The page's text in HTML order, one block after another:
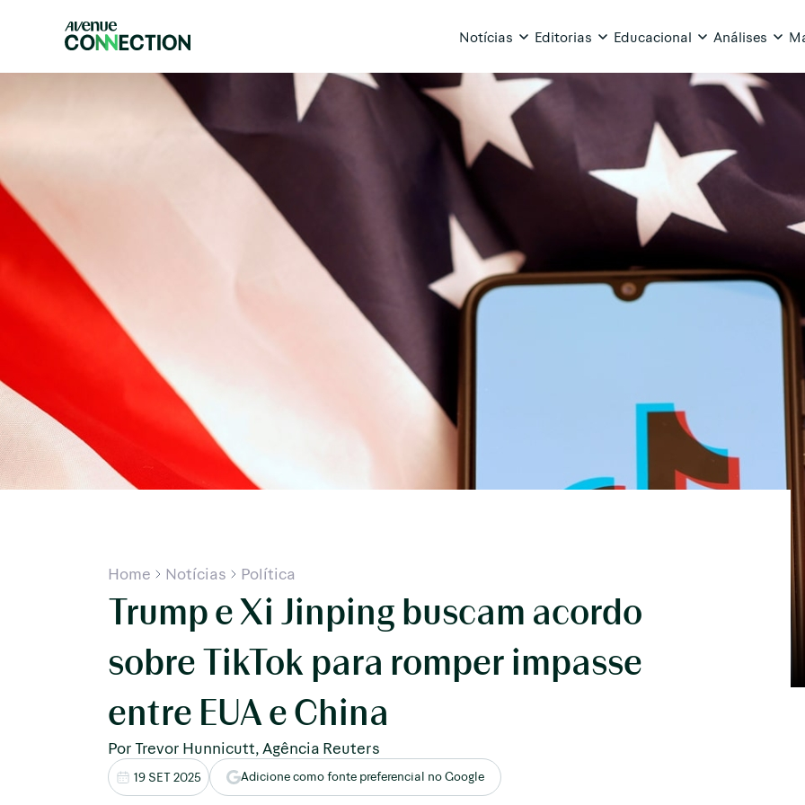
Notícias Editorias Educacional Análises
Home Notícias Política
Trump e Xi Jinping buscam acordo
sobre TikTok para romper impasse
entre EUA e China
Por Trevor Hunnicutt, Agência Reuters
19 SET 2025 Adicione como fonte preferencial no Google